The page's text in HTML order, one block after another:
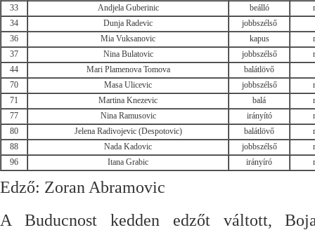
33
Andjela Guberinic beálló
34
Dunja Radevic
jobbszélső
36
Mia Vuksanovic kapus
37
Nina Bulatovic jobbszélső
44
Mari Plamenova Tomova
balátlövő
70
Masa Ulicevic jobbszélső
71
Martina Knezevic balá
77
Nina Ramusovic irányító
80
Jelena Radivojevic (Despotovic) balátlövő
88
Nada Kadovic jobbszélső
96
Itana Grabic irányíró
Edző: Zoran Abramovic
A Buducnost kedden edzőt váltott,